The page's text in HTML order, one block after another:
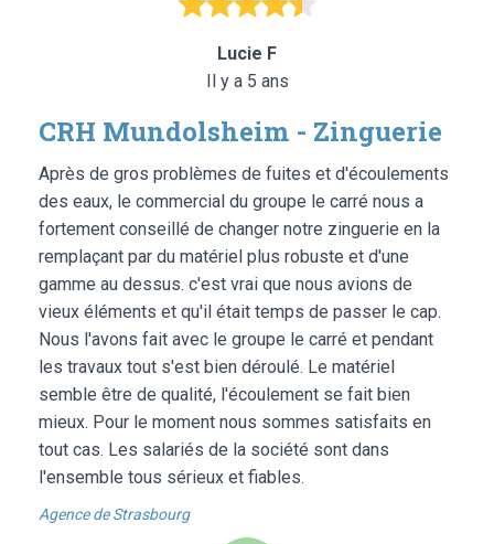
Lucie F
Il y a 5 ans
CRH Mundolsheim - Zinguerie
Après de gros problèmes de fuites et d'écoulements
des eaux, le commercial du groupe le carré nous a
fortement conseillé de changer notre zinguerie en la
remplaçant par du matériel plus robuste et d'une
gamme au dessus. c'est vrai que nous avions de
vieux éléments et qu'il était temps de passer le cap.
Nous l'avons fait avec le groupe le carré et pendant
les travaux tout s'est bien déroulé. Le matériel
semble être de qualité, l'écoulement se fait bien
mieux. Pour le moment nous sommes satisfaits en
tout cas. Les salariés de la société sont dans
l'ensemble tous sérieux et fiables.
Agence de Strasbourg